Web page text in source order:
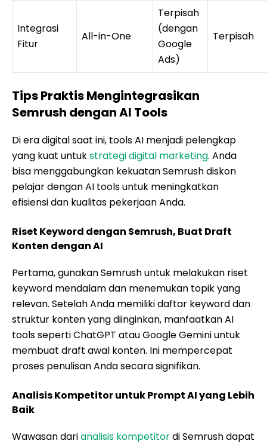
Integrasi
Fitur
All-in-One
Terpisah
(dengan
Google
Ads)
Terpisah
Tips Praktis Mengintegrasikan
Semrush dengan AI Tools
Di era digital saat ini, tools AI menjadi pelengkap
yang kuat untukstrategi digital marketing. Anda
bisa menggabungkan kekuatan Semrush diskon
pelajar dengan AI tools untuk meningkatkan
efisiensi dan kualitas pekerjaan Anda.
Riset Keyword dengan Semrush, Buat Draft
Konten dengan AI
Pertama, gunakan Semrush untuk melakukan riset
keyword mendalam dan menemukan topik yang
relevan. Setelah Anda memiliki daftar keyword dan
struktur konten yang diinginkan, manfaatkan AI
tools seperti ChatGPT atau Google Gemini untuk
membuat draft awal konten. Ini mempercepat
proses penulisan Anda secara signifikan.
Analisis Kompetitor untuk Prompt AI yang Lebih
Baik
Wawasan darianalisis kompetitordi Semrush dapat